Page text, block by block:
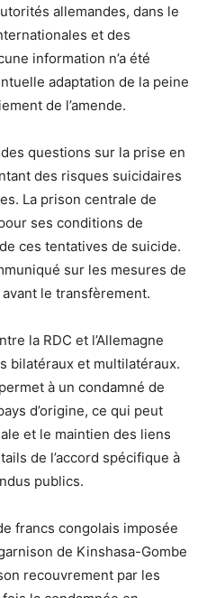
allemandes, dans le
et des
information n’a été
adaptation de la peine
de l’amende.
questions sur la prise en
des risques suicidaires
La prison centrale de
ses conditions de
ces tentatives de suicide.
sur les mesures de
le transfèrement.
la RDC et l’Allemagne
bilatéraux et multilatéraux.
à un condamné de
d’origine, ce qui peut
et le maintien des liens
de l’accord spécifique à
publics.
francs congolais imposée
de Kinshasa-Gombe
recouvrement par les